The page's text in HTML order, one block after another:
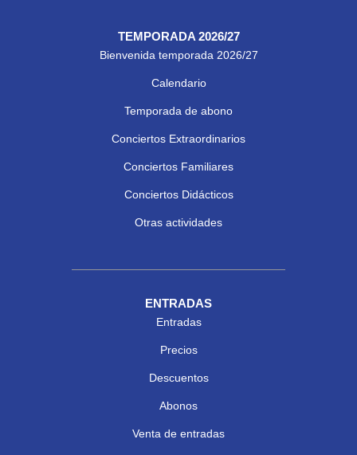
TEMPORADA 2026/27
Bienvenida temporada 2026/27
Calendario
Temporada de abono
Conciertos Extraordinarios
Conciertos Familiares
Conciertos Didácticos
Otras actividades
ENTRADAS
Entradas
Precios
Descuentos
Abonos
Venta de entradas